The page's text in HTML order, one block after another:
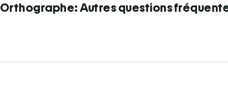
Orthographe: Autres questions